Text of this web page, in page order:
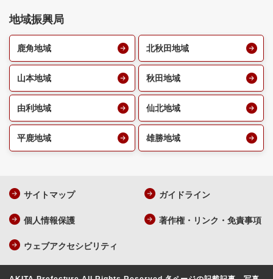
地域振興局
鹿角地域 北秋田地域
山本地域 秋田地域
由利地域 仙北地域
平鹿地域 雄勝地域
サイトマップ ガイドライン
個人情報保護 著作権・リンク・免責事項
ウェブアクセシビリティ